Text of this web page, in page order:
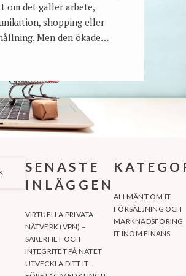
om det gäller arbete,
shopping eller
Men den ökade…
SENASTE
INLÄGGEN
VIRTUELLA PRIVATA
NÄTVERK (VPN) –
SÄKERHET OCH
INTEGRITET PÅ NÄTET
UTVECKLA DITT IT-
ALLMÄNT OM IT
FÖRSÄLJNING OCH
MARKNADSFÖRING
IT INOM FINANS